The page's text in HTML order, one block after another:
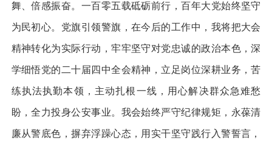
舞、倍感振奋。一百零五载砥砺前行，百年大党始终坚守
为民初心。党旗引领警旗，在今后的工作中，我将把大会
精神转化为实际行动，牢牢坚守对党忠诚的政治本色，深
学细悟党的二十届四中全会精神，立足岗位深耕业务，苦
练执法执勤本领，主动扎根一线，用心解决群众急难愁
盼，全力投身公安事业。我会始终严守纪律规矩，永葆清
廉从警底色，摒弃浮躁心态，用实干坚守践行入警誓言，